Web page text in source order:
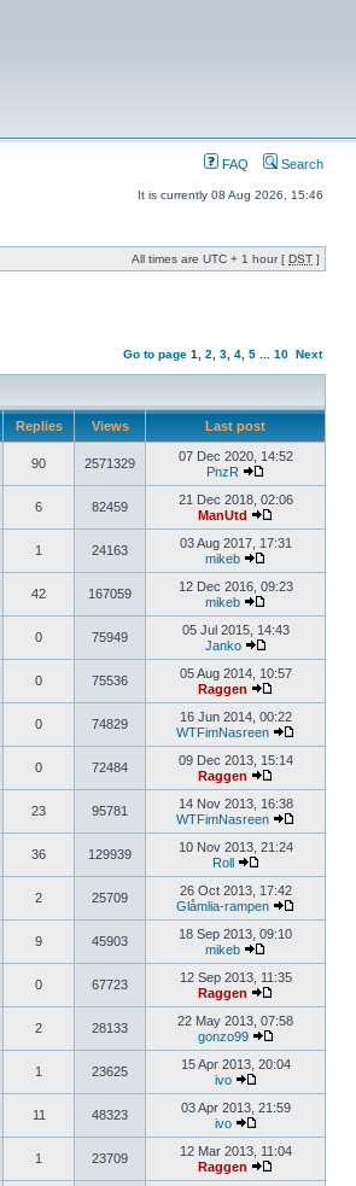
FAQ Search
It is currently 08 Aug 2026, 15:46
All times are UTC + 1 hour [ DST ]
Go to page 1 2 3 4 5 10 Next
Replies Views Last post
90 2571329
07 Dec 2020, 14:52
PnzR
6 82459
21 Dec 2018, 02:06
ManUtd
1 24163
03 Aug 2017, 17:31
mikeb
42 167059
12 Dec 2016, 09:23
mikeb
0 75949
05 Jul 2015, 14:43
Janko
0 75536
05 Aug 2014, 10:57
Raggen
0 74829
16 Jun 2014, 00:22
WTFimNasreen
0 72484
09 Dec 2013, 15:14
Raggen
23 95781
14 Nov 2013, 16:38
WTFimNasreen
36 129939
10 Nov 2013, 21:24
Roll
2 25709
26 Oct 2013, 17:42
Glåmlia-rampen
9 45903
18 Sep 2013, 09:10
mikeb
0 67723
12 Sep 2013, 11:35
Raggen
2 28133
22 May 2013, 07:58
gonzo99
1 23625
15 Apr 2013, 20:04
ivo
11 48323
03 Apr 2013, 21:59
ivo
1 23709
12 Mar 2013, 11:04
Raggen